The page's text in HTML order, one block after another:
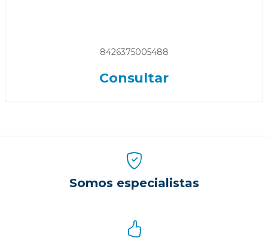
8426375005488
Consultar
Somos especialistas